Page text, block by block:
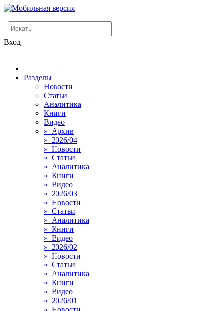
Вход
Разделы
Новости
Статьи
Аналитика
Книги
Видео
» Архив
» 2026/04
» Новости
» Статьи
» Аналитика
» Книги
» Видео
» 2026/03
» Новости
» Статьи
» Аналитика
» Книги
» Видео
» 2026/02
» Новости
» Статьи
» Аналитика
» Книги
» Видео
» 2026/01
» Новости